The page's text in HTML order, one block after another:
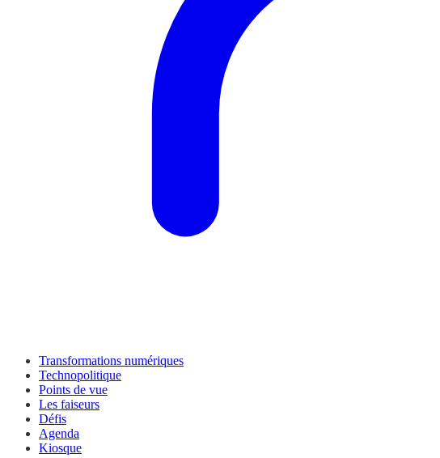
Transformations numériques
Technopolitique
Points de vue
Les faiseurs
Défis
Agenda
Kiosque